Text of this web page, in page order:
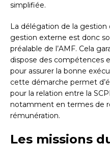
simplifiée.
La délégation de la gestion
gestion externe est donc
préalable de l’AMF. Cela
dispose des compétences
pour assurer la bonne
cette démarche permet
pour la relation entre la
notamment en termes de
rémunération.
Les missions